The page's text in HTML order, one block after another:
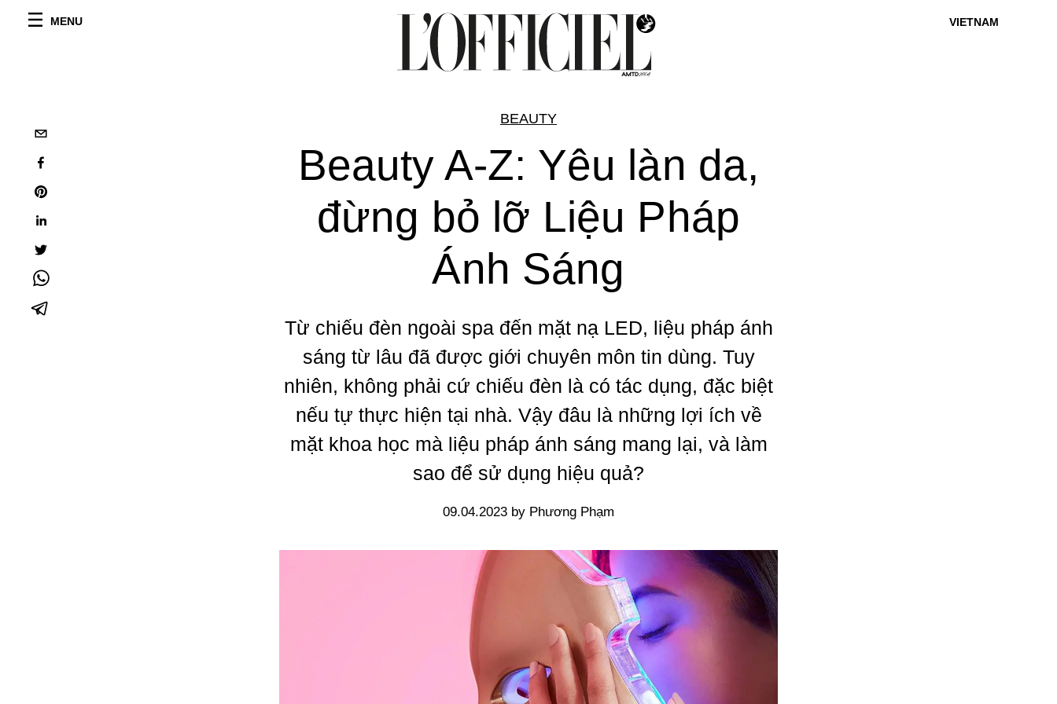
MENU VIETNAM
BEAUTY
Beauty A-Z: Yêu làn da,
đừng bỏ lỡ Liệu Pháp
Ánh Sáng
Từ chiếu đèn ngoài spa đến mặt nạ LED, liệu pháp ánh
sáng từ lâu đã được giới chuyên môn tin dùng. Tuy
nhiên, không phải cứ chiếu đèn là có tác dụng, đặc biệt
nếu tự thực hiện tại nhà. Vậy đâu là những lợi ích về
mặt khoa học mà liệu pháp ánh sáng mang lại, và làm
sao để sử dụng hiệu quả?
09.04.2023 by Phương Phạm